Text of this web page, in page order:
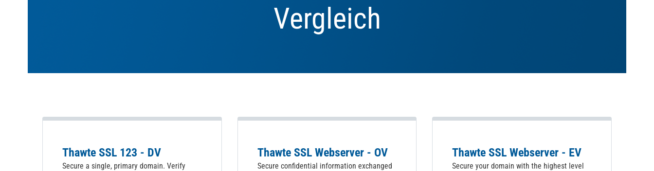
Vergleich
Thawte SSL 123 - DV
Secure a single, primary domain. Verify
Thawte SSL Webserver - OV
Secure confidential information exchanged
Thawte SSL Webserver - EV
Secure your domain with the highest level